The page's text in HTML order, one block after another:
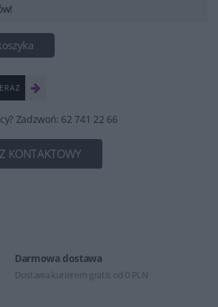
Zadzwoń: 62 741 22 66
KONTAKTOWY
Darmowa dostawa
Dostawa kurierem gratis od 0 PLN